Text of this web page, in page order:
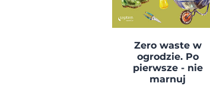
Zero waste w
ogrodzie. Po
pierwsze - nie
marnuj